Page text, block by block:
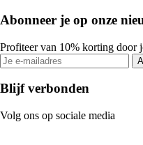
Abonneer je op onze
Profiteer van 10% korting door
Blijf verbonden
Volg ons op sociale media